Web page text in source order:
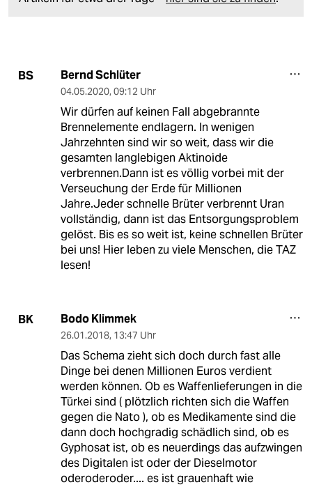
BS Bernd Schlüter
04.05.2020, 09:12 Uhr
Wir dürfen auf keinen Fall abgebrannte
Brennelemente endlagern. In wenigen
Jahrzehnten sind wir so weit, dass wir die
gesamten langlebigen Aktinoide
verbrennen.Dann ist es völlig vorbei mit der
Verseuchung der Erde für Millionen
Jahre.Jeder schnelle Brüter verbrennt Uran
vollständig, dann ist das Entsorgungsproblem
gelöst. Bis es so weit ist, keine schnellen Brüter
bei uns! Hier leben zu viele Menschen, die TAZ
lesen!
BK Bodo Klimmek
26.01.2018, 13:47 Uhr
Das Schema zieht sich doch durch fast alle
Dinge bei denen Millionen Euros verdient
werden können. Ob es Waffenlieferungen in die
Türkei sind ( plötzlich richten sich die Waffen
gegen die Nato ), ob es Medikamente sind die
dann doch hochgradig schädlich sind, ob es
Gyphosat ist, ob es neuerdings das aufzwingen
des Digitalen ist oder der Dieselmotor
oderoderoder.... es ist grauenhaft wie